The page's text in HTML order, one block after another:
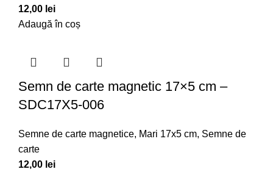
12,00 lei
Adaugă în coș
Semn de carte magnetic 17×5 cm –
SDC17X5-006
Semne de carte magnetice, Mari 17x5 cm, Semne de
carte
12,00 lei